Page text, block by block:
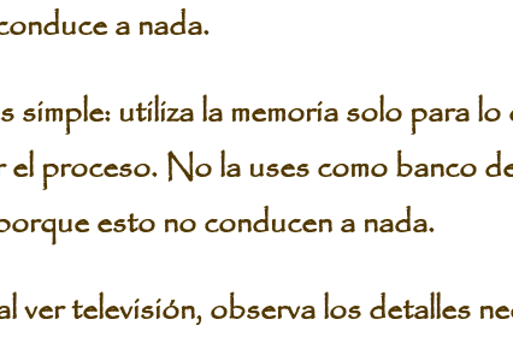
a nada.
utiliza la memoria solo para
proceso. No la uses como banco
esto no conducen a nada.
ver televisión, observa los detalles